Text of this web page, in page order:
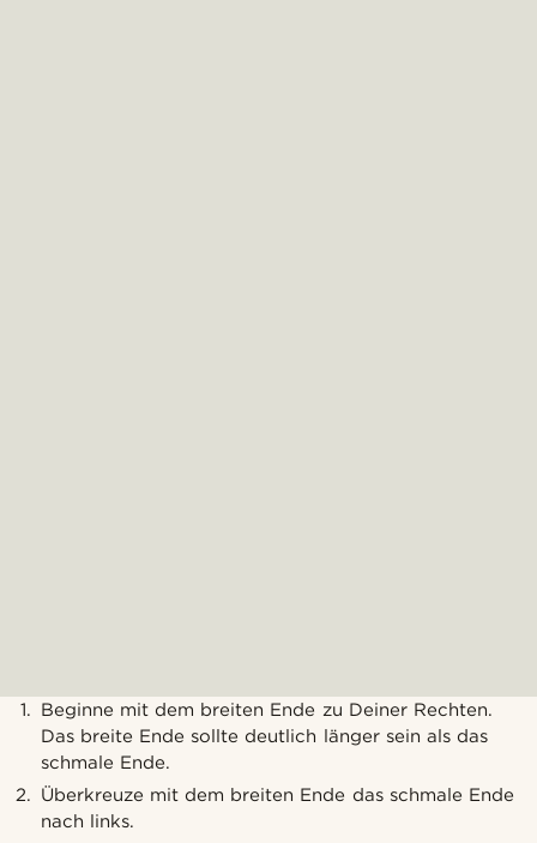
Beginne mit dem breiten Ende zu Deiner Rechten.
Das breite Ende sollte deutlich länger sein als das
schmale Ende.
Überkreuze mit dem breiten Ende das schmale Ende
nach links.